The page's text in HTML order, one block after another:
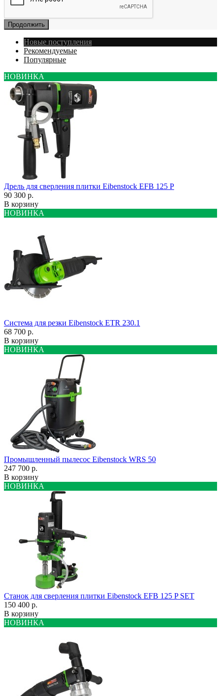
Продолжить
Новые поступления
Рекомендуемые
Популярные
НОВИНКА
Дрель для сверления плитки Eibenstock EFB 125 P
90 300 р.
В корзину
НОВИНКА
Система для резки Eibenstock ETR 230.1
68 700 р.
В корзину
НОВИНКА
Промышленный пылесос Eibenstock WRS 50
247 700 р.
В корзину
НОВИНКА
Станок для сверления плитки Eibenstock EFB 125 P SET
150 400 р.
В корзину
НОВИНКА